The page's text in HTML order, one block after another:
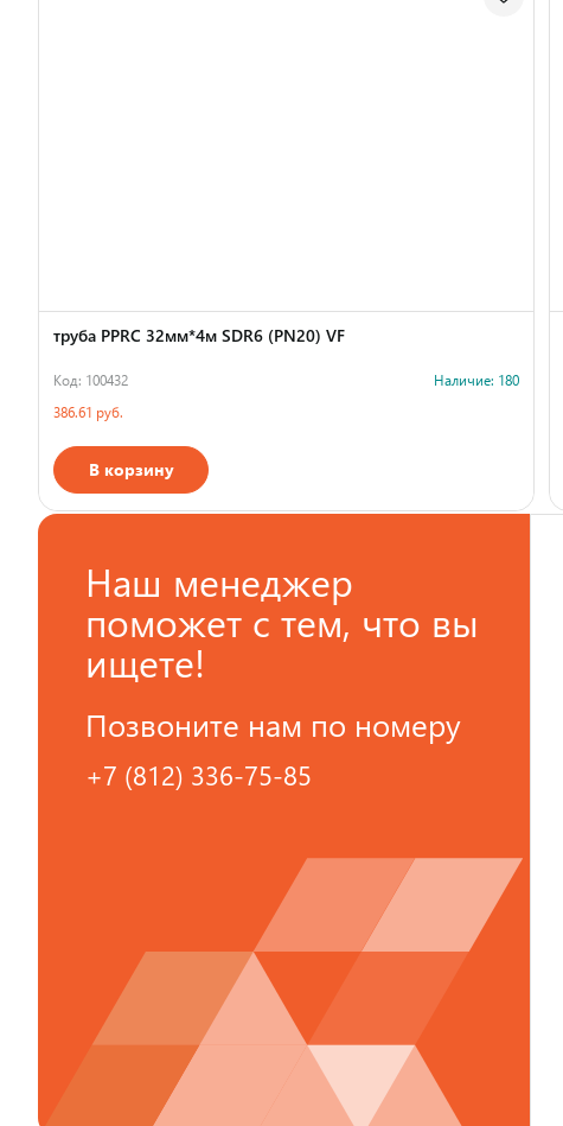
труба PPRC 32мм*4м SDR6 (PN20) VF
Код: 100432
Наличие: 180
386.61 руб.
В корзину
Наш менеджер
поможет с тем, что вы
ищете!
Позвоните нам по номеру
+7 (812) 336-75-85